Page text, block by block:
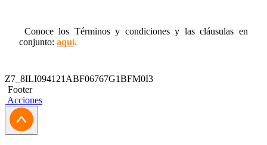
Conoce los Términos y condiciones y las cláusulas en
conjunto: aquí.
Z7_8ILI094121ABF06767G1BFM0I3
Footer
Acciones